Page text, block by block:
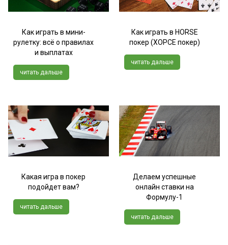
Как играть в мини-
рулетку: всё о правилах
и выплатах
читать дальше
Как играть в HORSE
покер (ХОРСЕ покер)
читать дальше
Какая игра в покер
подойдет вам?
читать дальше
Делаем успешные
онлайн ставки на
Формулу-1
читать дальше